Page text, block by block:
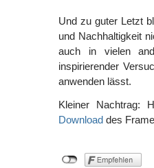
Und zu guter Letzt
und Nachhaltigkeit
auch in vielen
inspirierender
anwenden lässt.
Kleiner
Download des